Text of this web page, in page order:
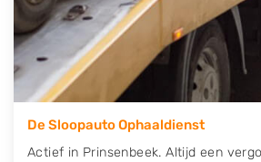
Kia, Mazda, Mercedes Benz,
Peugeot, Porsche, Renault, Seat,
Toyota, Volkswagen en Volvo.
De Sloopauto Ophaaldienst
Actief in Prinsenbeek. Altijd een